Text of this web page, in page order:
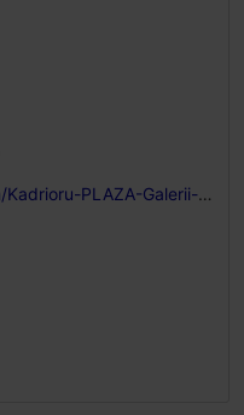
https://www.facebook.com/Kadrioru-PLAZA-Galerii-103078781978773